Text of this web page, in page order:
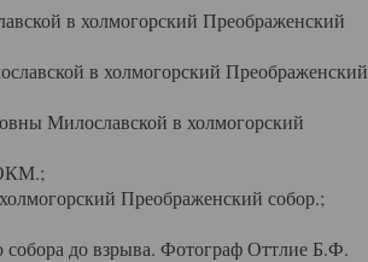
в холмогорский Преображенский
в холмогорский Преображенский
Милославской в холмогорский
Преображенский собор.;
до взрыва. Фотограф Оттлие Б.Ф.